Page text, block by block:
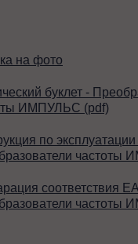
на фото
буклет -
ИМПУЛЬС (pdf)
по эксплуатации
частоты
соответствия
частоты